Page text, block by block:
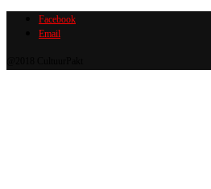
Facebook
Email